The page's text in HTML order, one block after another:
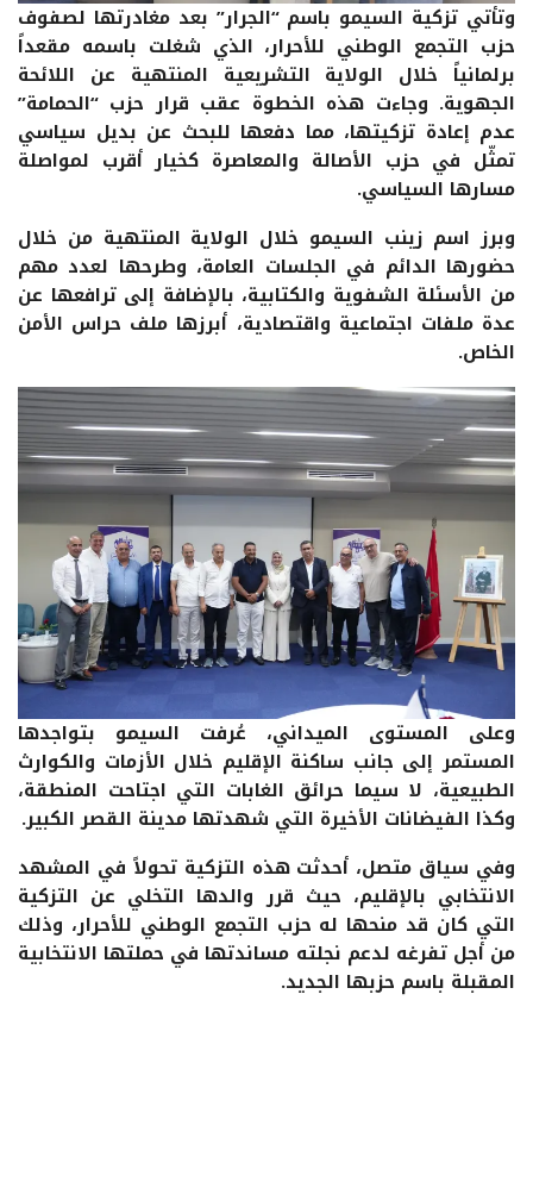
وتأتي تزكية السيمو باسم “الجرار” بعد مغادرتها لصفوف
حزب التجمع الوطني للأحرار، الذي شغلت باسمه مقعداً
برلمانياً خلال الولاية التشريعية المنتهية عن اللائحة
الجهوية. وجاءت هذه الخطوة عقب قرار حزب “الحمامة”
عدم إعادة تزكيتها، مما دفعها للبحث عن بديل سياسي
تمثّل في حزب الأصالة والمعاصرة كخيار أقرب لمواصلة
مسارها السياسي.
وبرز اسم زينب السيمو خلال الولاية المنتهية من خلال
حضورها الدائم في الجلسات العامة، وطرحها لعدد مهم
من الأسئلة الشفوية والكتابية، بالإضافة إلى ترافعها عن
عدة ملفات اجتماعية واقتصادية، أبرزها ملف حراس الأمن
الخاص.
وعلى المستوى الميداني، عُرفت السيمو بتواجدها
المستمر إلى جانب ساكنة الإقليم خلال الأزمات والكوارث
الطبيعية، لا سيما حرائق الغابات التي اجتاحت المنطقة،
وكذا الفيضانات الأخيرة التي شهدتها مدينة القصر الكبير.
وفي سياق متصل، أحدثت هذه التزكية تحولاً في المشهد
الانتخابي بالإقليم، حيث قرر والدها التخلي عن التزكية
التي كان قد منحها له حزب التجمع الوطني للأحرار، وذلك
من أجل تفرغه لدعم نجلته مساندتها في حملتها الانتخابية
المقبلة باسم حزبها الجديد.